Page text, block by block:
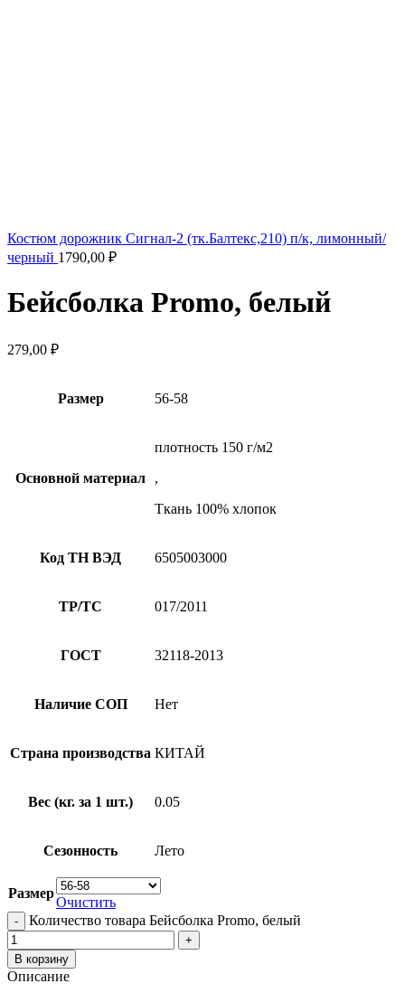
Костюм дорожник Сигнал-2 (тк.Балтекс,210) п/к, лимонный/
черный 1790,00 ₽
Бейсболка Promo, белый
279,00 ₽
Размер 56-58
Основной материал
плотность 150 г/м2
,
Ткань 100% хлопок
Код ТН ВЭД 6505003000
ТР/ТС 017/2011
ГОСТ 32118-2013
Наличие СОП Нет
Страна производства КИТАЙ
Вес (кг. за 1 шт.) 0.05
Сезонность Лето
Размер
Очистить
Количество товара Бейсболка Promo, белый
В корзину
Описание